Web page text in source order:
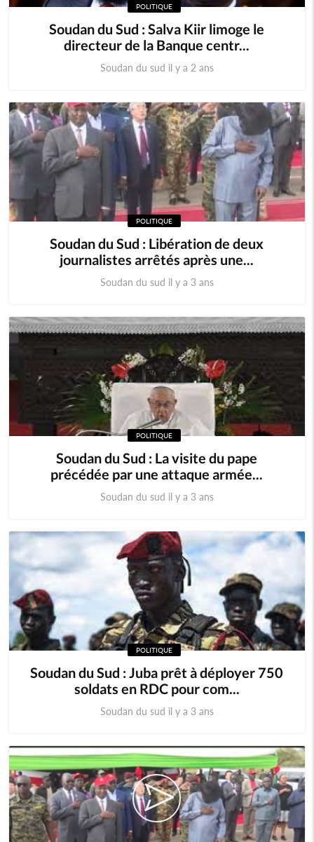
POLITIQUE
Soudan du Sud : Salva Kiir limoge le
directeur de la Banque centr...
Soudan du sud il y a 2 ans
POLITIQUE
Soudan du Sud : Libération de deux
journalistes arrêtés après une...
Soudan du sud il y a 3 ans
POLITIQUE
Soudan du Sud : La visite du pape
précédée par une attaque armée...
Soudan du sud il y a 3 ans
POLITIQUE
Soudan du Sud : Juba prêt à déployer 750
soldats en RDC pour com...
Soudan du sud il y a 3 ans